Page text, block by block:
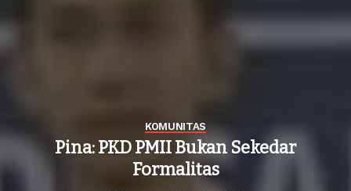
KOMUNITAS
Pina: PKD PMII Bukan Sekedar
Formalitas